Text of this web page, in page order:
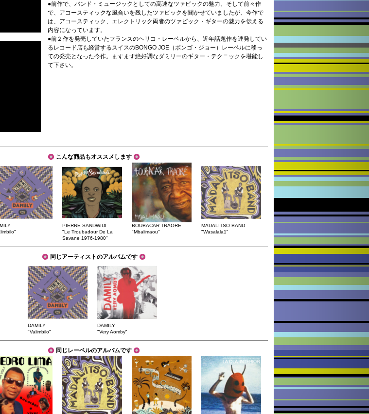
●前作で、バンド・ミュージックとしての高速なツァピックの魅力、そして前々作
で、アコースティックな風合いを残したツァピックを聞かせていましたが、今作で
は、アコースティック、エレクトリック両者のツァピック・ギターの魅力を伝える
内容になっています。
●前２作を発売していたフランスのヘリコ・レーベルから、近年話題作を連発してい
るレコード店も経営するスイスのBONGO JOE（ボンゴ・ジョー）レーベルに移っ
ての発売となった今作。ますます絶好調なダミリーのギター・テクニックを堪能し
て下さい。
こんな商品もオススメします
PIERRE SANDWIDI
"Le Troubadour De La
Savane 1976-1980"
BOUBACAR TRAORE
"Mbalimaou"
MADALITSO BAND
"Wasalala1"
同じアーティストのアルバムです
DAMILY
"Valimbilo"
DAMILY
"Very Aomby"
同じレーベルのアルバムです